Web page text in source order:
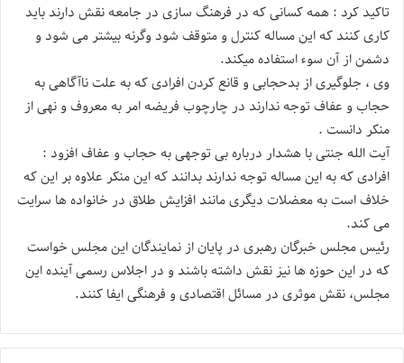
تاکید کرد : همه کسانی که در فرهنگ سازی در جامعه نقش دارند باید
کاری کنند که این مساله کنترل و متوقف شود وگرنه بیشتر می شود و
دشمن از آن سوء استفاده میکند.
وی ، جلوگیری از بدحجابی و قانع کردن افرادی که به علت ناآگاهی به
حجاب و عفاف توجه ندارند در چارچوب فریضه امر به معروف و نهی از
منکر دانست .
آیت الله جنتی با هشدار درباره بی توجهی به حجاب و عفاف افزود :
افرادی که به این مساله توجه ندارند بدانند که این منکر علاوه بر این که
خلاف است به معضلات دیگری مانند افزایش طلاق در خانواده ها سرایت
می کند.
رئیس مجلس خبرگان رهبری در پایان از نمایندگان این مجلس خواست
که در این حوزه ها نیز نقش داشته باشند و در اجلاس رسمی آینده این
مجلس، نقش موثری در مسائل اقتصادی و فرهنگی ایفا کنند.